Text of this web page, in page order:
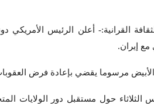
| 23 شعبان 1439هـ/ الثقافة القرانية:- أعلن
مع إيران.
مرسوما يقضي بإعادة فرض
حول مستقبل دور الولايات